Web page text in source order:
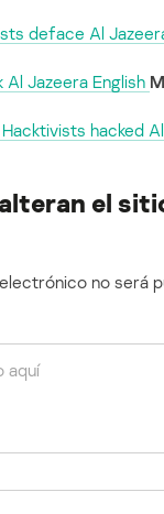
deface Al
Jazeera English
hacked
el
no será